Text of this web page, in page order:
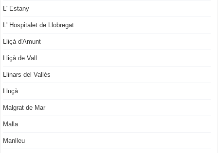
L' Estany
L' Hospitalet de Llobregat
Lliçà d'Amunt
Lliçà de Vall
Llinars del Vallès
Lluçà
Malgrat de Mar
Malla
Manlleu